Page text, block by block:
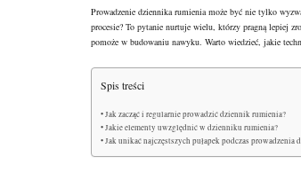
Prowadzenie dziennikarumieniamoże być nie tylko
procesie? To pytanie nurtuje wielu, którzy pragną lepiej
pomoże w budowaniu nawyku. Warto wiedzieć, jakie
Spis treści
Jak zacząć i regularnie prowadzić dziennik rumienia?
Jakie elementy uwzględnić w dzienniku rumienia?
Jak unikać najczęstszych pułapek podczas prowadzenia